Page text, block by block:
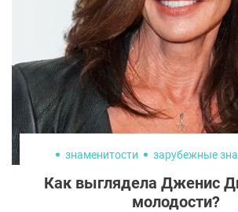
должно играть на стороне
здесь питание, витамины и
становятся такими же
скальпель и шовный
знаменитости зарубежные
Как выглядела Дженис
молодости?